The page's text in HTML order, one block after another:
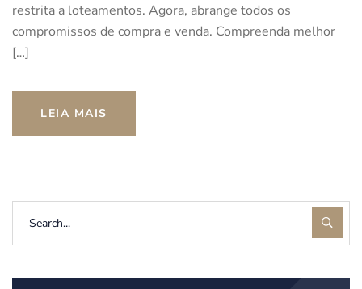
restrita a loteamentos. Agora, abrange todos os
compromissos de compra e venda. Compreenda melhor
[…]
LEIA MAIS